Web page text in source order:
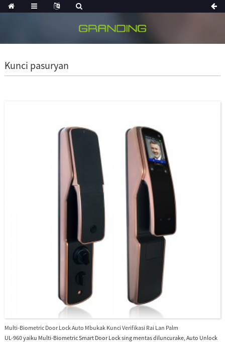
Kunci pasuryan
Multi-Biometric Door Lock Auto Mbukak Kunci Verifikasi Rai Lan Palm
UL-960 yaiku Multi-Biometric Smart Door Lock sing mentas diluncurake, Auto Unlock